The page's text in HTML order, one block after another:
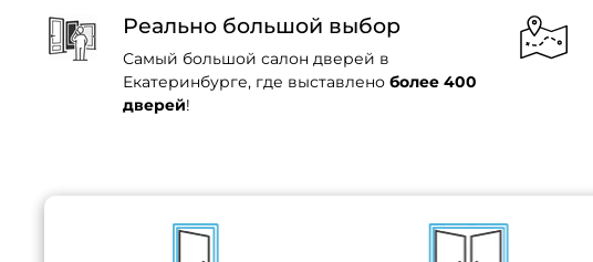
Реально большой выбор
Самый большой салон дверей в
Екатеринбурге, где выставлено более 400
дверей!